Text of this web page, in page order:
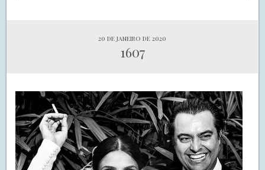
20 de janeiro de 2020
1607